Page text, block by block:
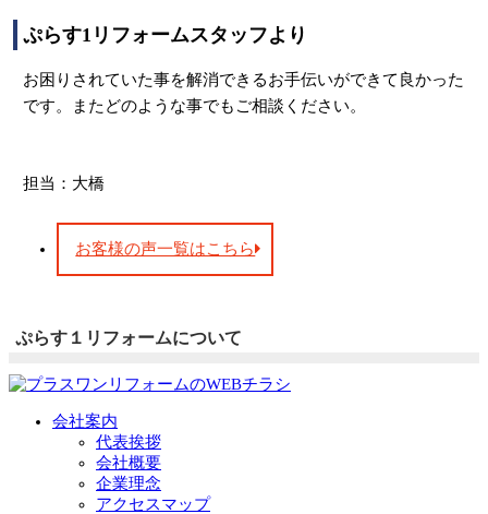
ぷらす1リフォームスタッフより
お困りされていた事を解消できるお手伝いができて良かった
です。またどのような事でもご相談ください。
担当：大橋
お客様の声一覧はこちら
ぷらす１リフォームについて
会社案内
代表挨拶
会社概要
企業理念
アクセスマップ